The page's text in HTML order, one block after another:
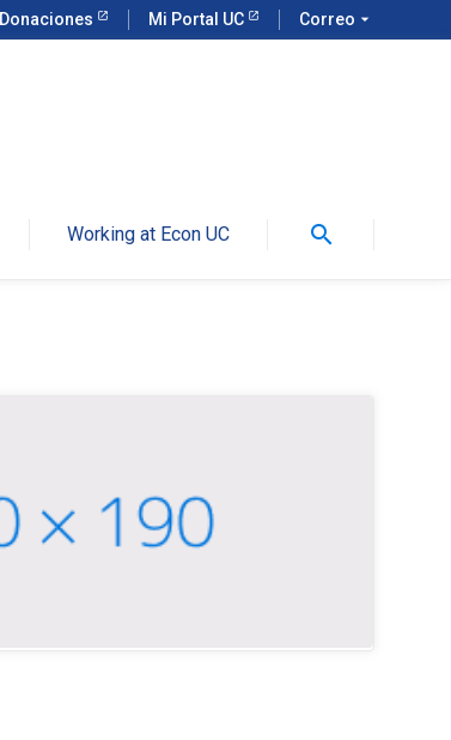
Donaciones Mi Portal UC Correo arrow_drop_down
Working at Econ UC search